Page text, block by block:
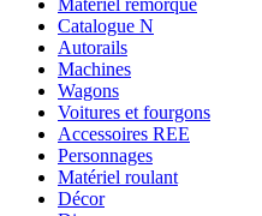
Matériel remorqué
Catalogue N
Autorails
Machines
Wagons
Voitures et fourgons
Accessoires REE
Personnages
Matériel roulant
Décor